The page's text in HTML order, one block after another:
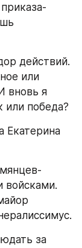
действий.
или
вновь я
победа?
Екатерина
войсками.
за